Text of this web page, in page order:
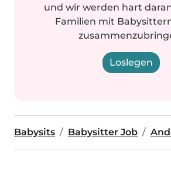
und wir werden hart
Familien mit
Loslegen
Babysits Babysitter Job